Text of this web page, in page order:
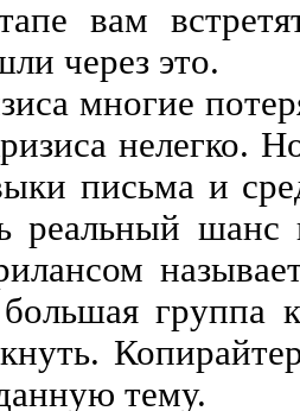
вам
через это.
многие
нелегко.
письма и
реальный шанс
группа
тему.